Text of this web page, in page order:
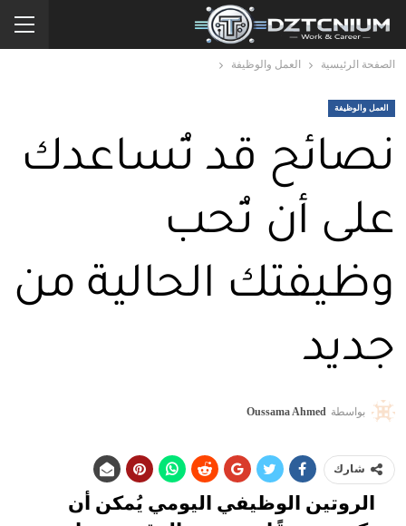
الصفحة الرئيسية العمل والوظيفة
العمل والوظيفة
نصائح قد تُساعدك
على أن تُحب
وظيفتك الحالية من
جديد
بواسطة Oussama Ahmed
شارك
الروتين الوظيفي اليومي يُمكن أن